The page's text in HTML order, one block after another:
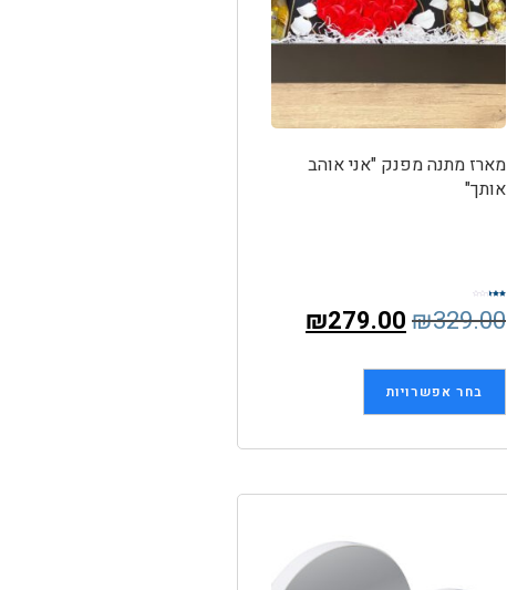
מארז מתנה מפנק "אני אוהב
אותך"
מתוך
₪329.00
₪279.00
בחר אפשרויות